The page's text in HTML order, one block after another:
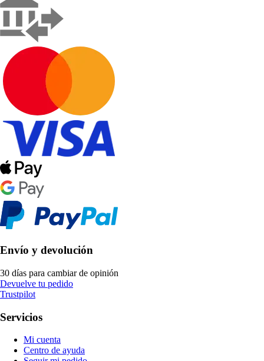
Envío y devolución
30 días para cambiar de opinión
Devuelve tu pedido
Trustpilot
Servicios
Mi cuenta
Centro de ayuda